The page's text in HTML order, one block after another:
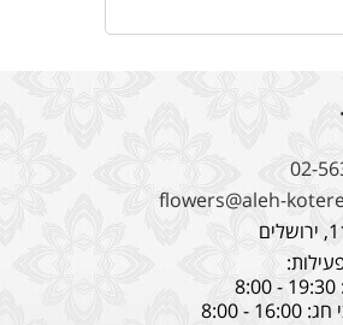
02-
flowers@aleh-
- 8:00